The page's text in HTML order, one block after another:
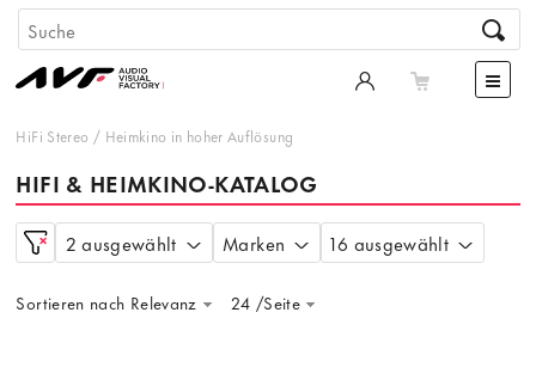
HiFi Stereo / Heimkino in hoher Auflösung
HIFI & HEIMKINO-KATALOG
2 ausgewählt Marken 16 ausgewählt
Sortieren nach Relevanz 24 /Seite